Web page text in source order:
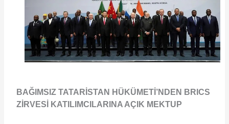
BAĞIMSIZ TATARİSTAN HÜKÜMETİ’NDEN BRICS
ZİRVESİ KATILIMCILARINA AÇIK MEKTUP